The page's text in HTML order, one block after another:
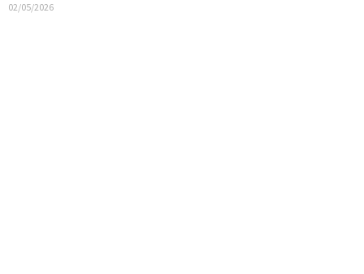
02/05/2026